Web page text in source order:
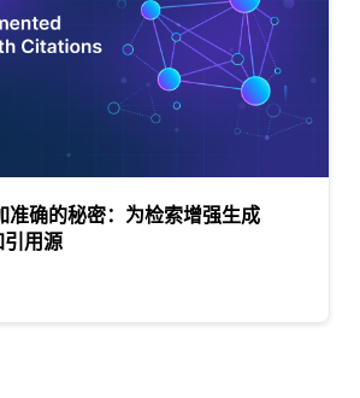
准确的秘密：为检索增强生成
引用源